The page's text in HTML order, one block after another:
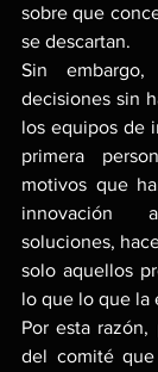
sobre que
se descartan.
Sin
decisiones sin
los equipos de
primera
motivos que
innovación
soluciones,
solo aquellos
lo que lo que la
Por esta
del comité